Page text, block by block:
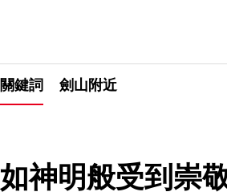
關鍵詞 劍山附近
如神明般受到崇